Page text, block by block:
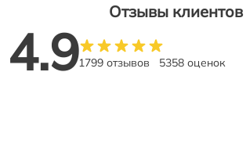
Отзывы клиентов
4.91799 отзывов 5358 оценок